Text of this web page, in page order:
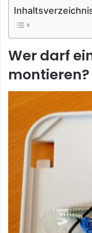
Wer darf
montieren?